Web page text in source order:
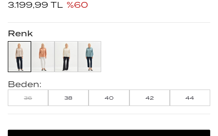
3.199,99 TL %60
Renk
Beden:
36 38 40 42 44